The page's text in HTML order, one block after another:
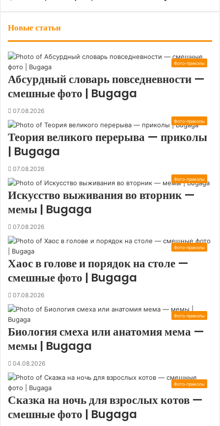
Новые статьи
Фото-приколы
Абсурдный словарь повседневности —
смешные фото | Bugaga
07.08.2026
Фото-приколы
Теория великого перерыва — приколы
| Bugaga
07.08.2026
Фото-приколы
Искусство выживания во вторник —
мемы | Bugaga
07.08.2026
Фото-приколы
Хаос в голове и порядок на столе —
смешные фото | Bugaga
07.08.2026
Фото-приколы
Биология смеха или анатомия мема —
мемы | Bugaga
04.08.2026
Фото-приколы
Сказка на ночь для взрослых котов —
смешные фото | Bugaga